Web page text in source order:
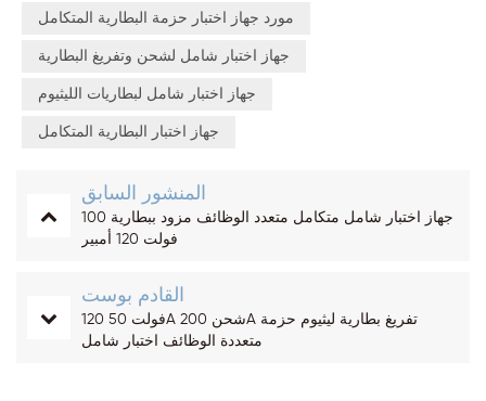
مورد جهاز اختبار حزمة البطارية المتكامل
جهاز اختبار شامل لشحن وتفريغ البطارية
جهاز اختبار شامل لبطاريات الليثيوم
جهاز اختبار البطارية المتكامل
المنشور السابق
جهاز اختبار شامل متكامل متعدد الوظائف مزود ببطارية 100
فولت 120 أمبير
القادم بوست
120 فولت 50A شحن 200A تفريغ بطارية ليثيوم حزمة
متعددة الوظائف اختبار شامل